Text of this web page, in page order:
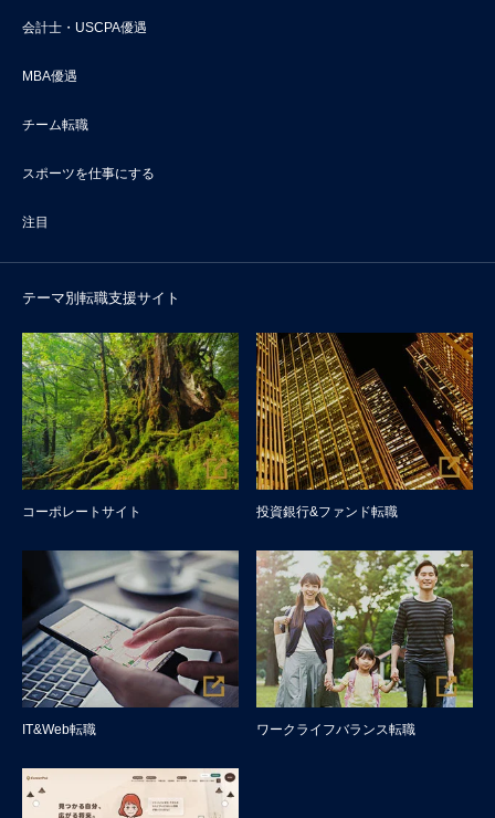
会計士・USCPA優遇
MBA優遇
チーム転職
スポーツを仕事にする
注目
テーマ別転職支援サイト
コーポレートサイト 投資銀行&ファンド転職
IT&Web転職 ワークライフバランス転職